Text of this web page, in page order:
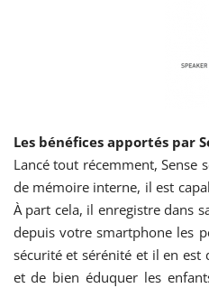
Les bénéfices apportés par
Lancé tout récemment, Sense
de mémoire interne, il est
À part cela, il enregistre dans
depuis votre smartphone les
sécurité et sérénité et il en est
et de bien éduquer les